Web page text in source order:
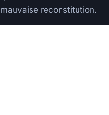
mauvaise reconstitution.